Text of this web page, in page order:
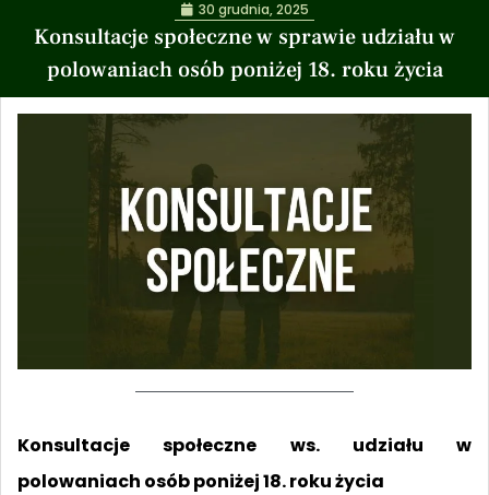
Konsultacje społeczne w sprawie udziału w
polowaniach osób poniżej 18. roku życia
30 grudnia, 2025
Konsultacje społeczne ws. udziału w
polowaniach osób poniżej 18. roku życia